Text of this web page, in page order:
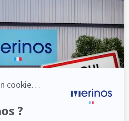
Découvrir